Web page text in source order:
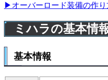
▶オーバーロード装備の作り
ミハラの基本情
基本情報